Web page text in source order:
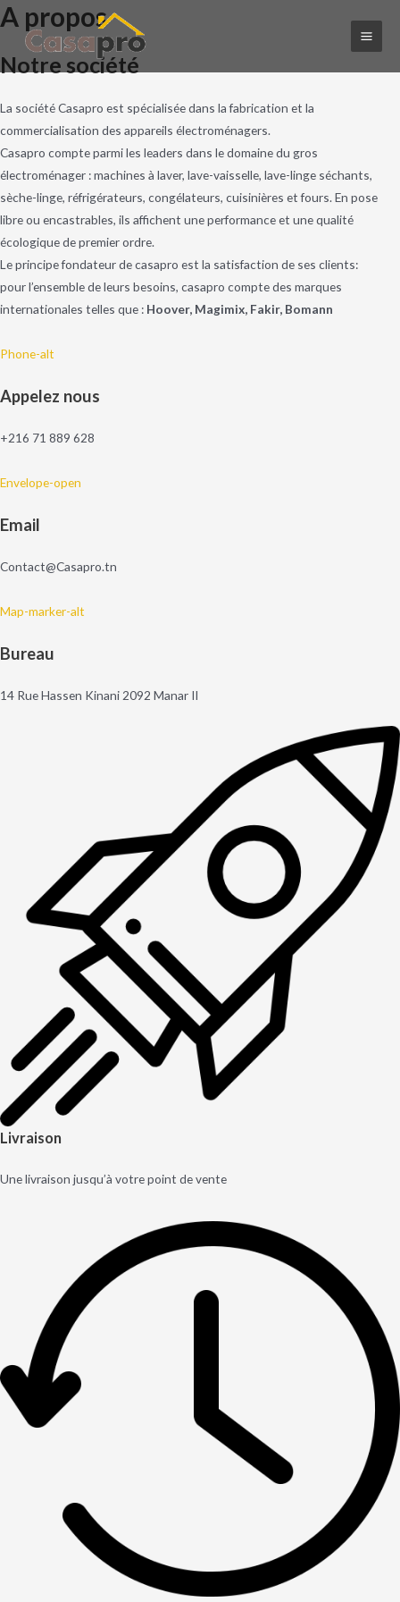
Main
A propos
Notre société
La société Casapro est spécialisée dans la fabrication et la
commercialisation des appareils électroménagers.
Casapro compte parmi les leaders dans le domaine du gros
électroménager : machines à laver, lave-vaisselle, lave-linge séchants,
sèche-linge, réfrigérateurs, congélateurs, cuisinières et fours. En pose
libre ou encastrables, ils affichent une performance et une qualité
écologique de premier ordre.
Le principe fondateur de casapro est la satisfaction de ses clients:
pour l’ensemble de leurs besoins, casapro compte des marques
internationales telles que : Hoover, Magimix, Fakir, Bomann
Phone-alt
Appelez nous
+216 71 889 628
Envelope-open
Email
Contact@Casapro.tn
Map-marker-alt
Bureau
14 Rue Hassen Kinani 2092 Manar II
Livraison
Une livraison jusqu’à votre point de vente